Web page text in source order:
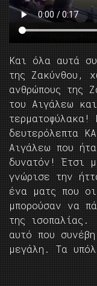
Και όλα αυτά
της Ζακύνθου,
ανθρώπους της
του Αιγάλεω
δευτερόλεπτα
Αιγάλεω που
δυνατόν! Έτσι
γνώρισε την
ένα ματς που
μπορούσαν να
της
αυτό που
μεγάλη. Τα